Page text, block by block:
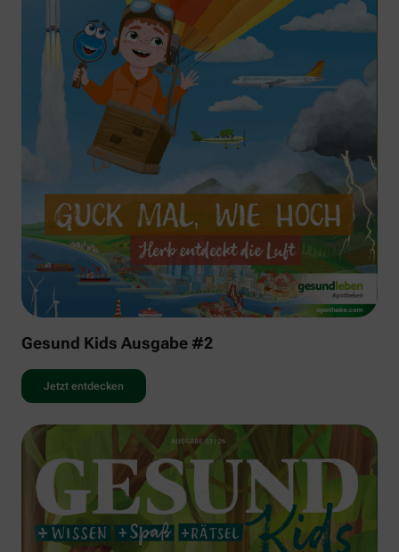
Gesund Kids Ausgabe #2
Jetzt entdecken